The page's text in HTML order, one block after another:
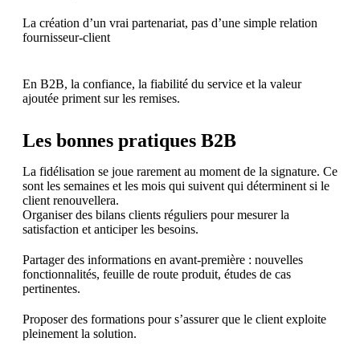
La création d’un vrai partenariat, pas d’une simple relation
fournisseur-client
En B2B, la confiance, la fiabilité du service et la valeur
ajoutée priment sur les remises.
Les bonnes pratiques B2B
La fidélisation se joue rarement au moment de la signature. Ce
sont les semaines et les mois qui suivent qui déterminent si le
client renouvellera.
Organiser des bilans clients réguliers pour mesurer la
satisfaction et anticiper les besoins.
Partager des informations en avant-première : nouvelles
fonctionnalités, feuille de route produit, études de cas
pertinentes.
Proposer des formations pour s’assurer que le client exploite
pleinement la solution.